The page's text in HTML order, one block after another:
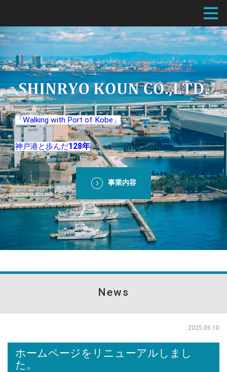
「Walking with Port of Kobe」
神戸港と歩んだ128年
事業内容
News
2025.06.10
ホームページをリニューアルしまし
た。